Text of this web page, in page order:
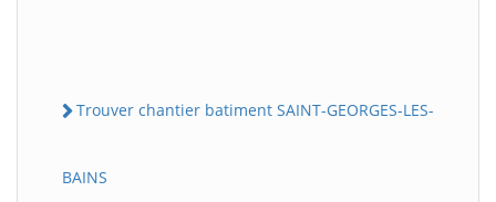
Trouver chantier batiment SAINT-GEORGES-LES-
BAINS